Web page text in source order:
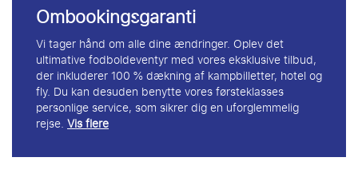
Ombookingsgaranti
Vi tager hånd om alle dine ændringer. Oplev det
ultimative fodboldeventyr med vores eksklusive tilbud,
der inkluderer 100 % dækning af kampbilletter, hotel og
fly. Du kan desuden benytte vores førsteklasses
personlige service, som sikrer dig en uforglemmelig
rejse.Vis flere